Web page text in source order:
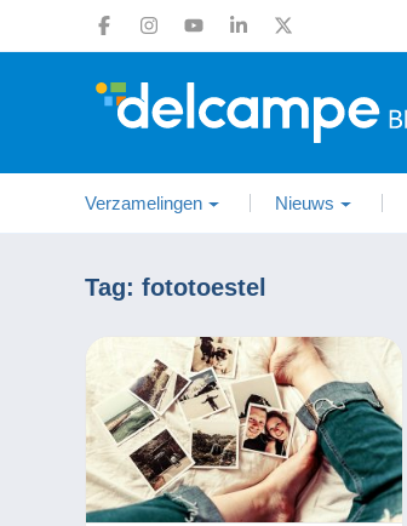
Verzamelingen Nieuws
Tag: fototoestel